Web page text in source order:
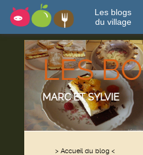
Les blogs
du village
LES
MARC ET SYLVIE
> Accueil du blog <